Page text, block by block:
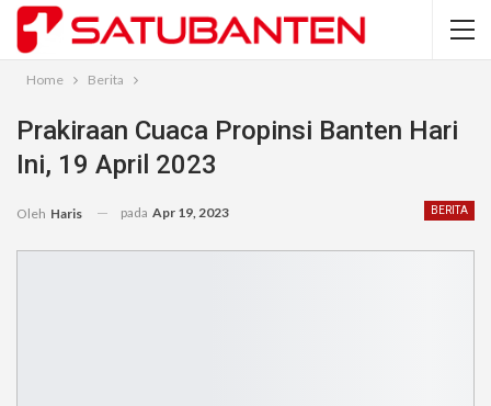
Home Berita
Prakiraan Cuaca Propinsi Banten Hari
Ini, 19 April 2023
BERITA
Oleh Haris pada Apr 19, 2023